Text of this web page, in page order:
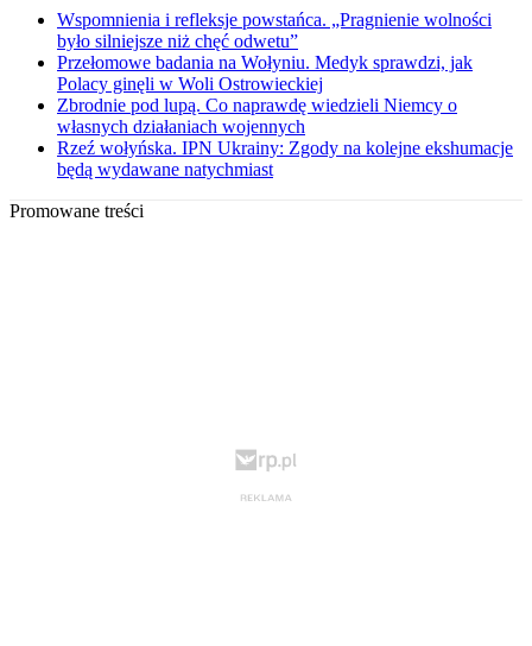
Wspomnienia i refleksje powstańca. „Pragnienie wolności
było silniejsze niż chęć odwetu”
Przełomowe badania na Wołyniu. Medyk sprawdzi, jak
Polacy ginęli w Woli Ostrowieckiej
Zbrodnie pod lupą. Co naprawdę wiedzieli Niemcy o
własnych działaniach wojennych
Rzeź wołyńska. IPN Ukrainy: Zgody na kolejne ekshumacje
będą wydawane natychmiast
Promowane treści